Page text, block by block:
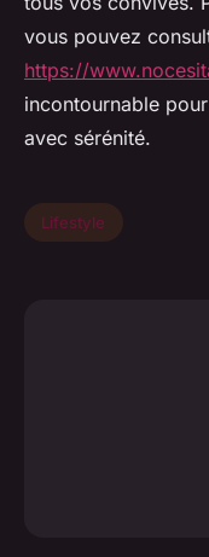
vous pouvez
https://
incontournable
avec sérénité.
Lifestyle